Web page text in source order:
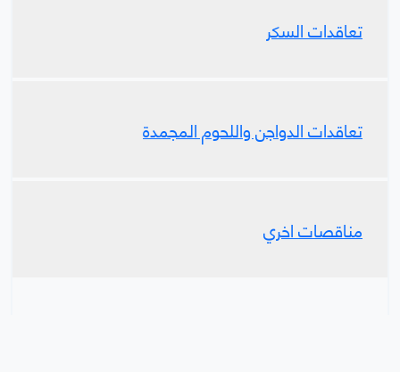
تعاقدات السكر
تعاقدات الدواجن واللحوم المجمدة
مناقصات اخري